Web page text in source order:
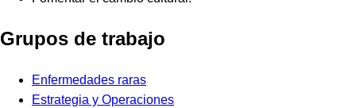
Grupos de trabajo
Enfermedades raras
Estrategia y Operaciones